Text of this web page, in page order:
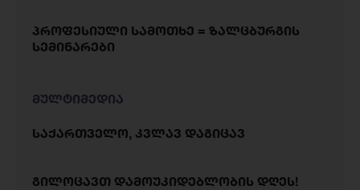
პროფესიული სამოთხე = ზალცბურგის
სემინარები
მულტიმედია
საქართველო, კვლავ დაგიცავ
გილოცავთ დამოუკიდებლობის დღეს!